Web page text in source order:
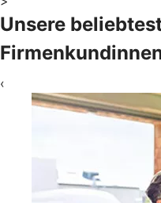
Unsere
‹